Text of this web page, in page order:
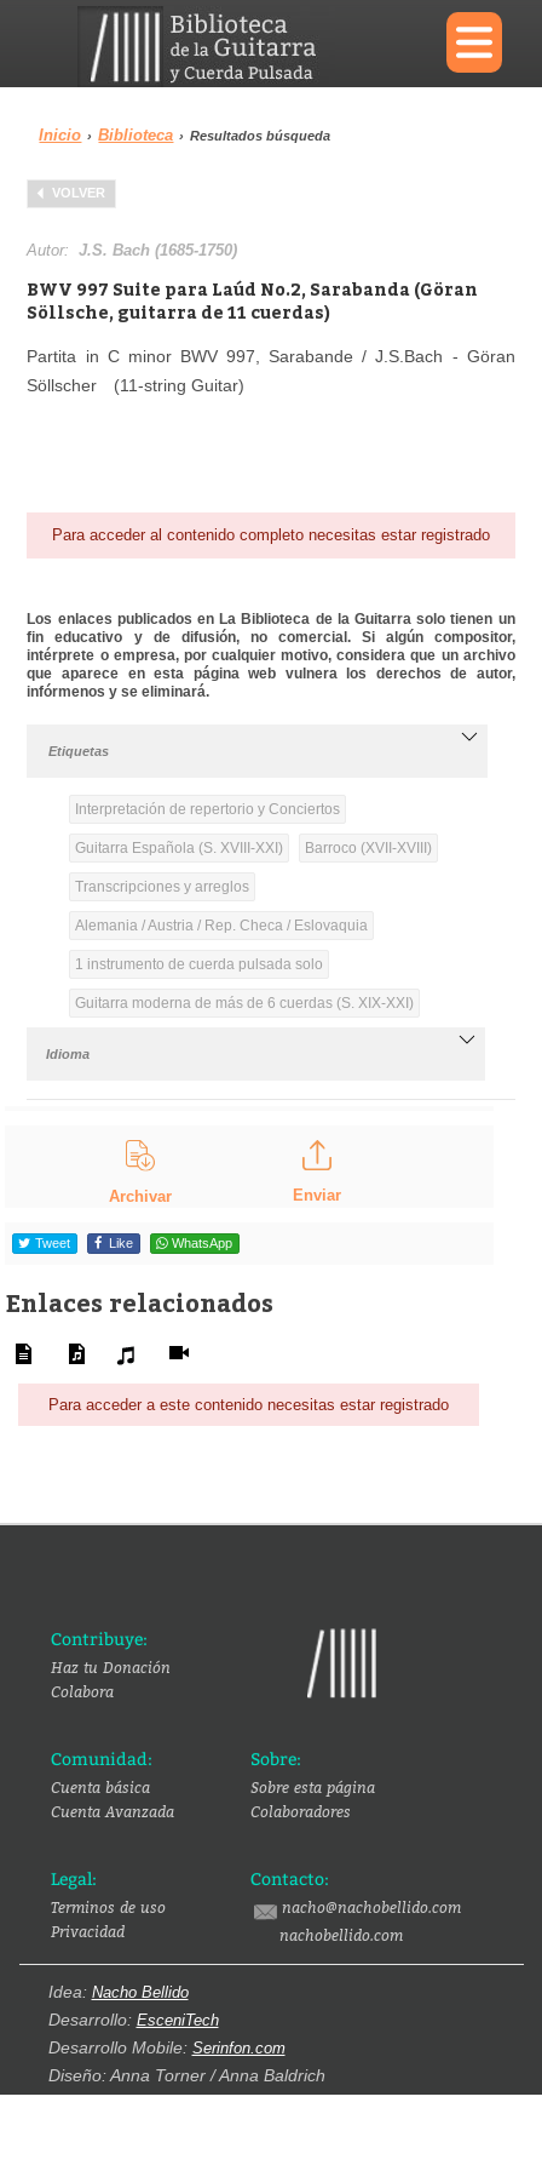
×
Menu
Biblioteca
Inicio › Biblioteca › Resultados búsqueda
VOLVER
Autor:J.S. Bach (1685-1750)
BWV 997 Suite para Laúd No.2, Sarabanda (Göran
Söllsche, guitarra de 11 cuerdas)
Partita in C minor BWV 997, Sarabande / J.S.Bach - Göran
Söllscher (11-string Guitar)
Para acceder al contenido completo necesitas estar registrado
Los enlaces publicados en La Biblioteca de la Guitarra solo tienen un
fin educativo y de difusión, no comercial. Si algún compositor,
intérprete o empresa, por cualquier motivo, considera que un archivo
que aparece en esta página web vulnera los derechos de autor,
infórmenos y se eliminará.
Etiquetas
Interpretación de repertorio y Conciertos
Guitarra Española (S. XVIII-XXI) Barroco (XVII-XVIII)
Transcripciones y arreglos
Alemania / Austria / Rep. Checa / Eslovaquia
1 instrumento de cuerda pulsada solo
Guitarra moderna de más de 6 cuerdas (S. XIX-XXI)
Idioma
Archivar Enviar
Tweet Like WhatsApp
Enlaces relacionados
Para acceder a este contenido necesitas estar registrado
Contribuye:
Haz tu Donación
Colabora
Comunidad:
Cuenta básica
Cuenta Avanzada
Sobre:
Sobre esta página
Colaboradores
Legal:
Terminos de uso
Privacidad
Contacto:
nacho@nachobellido.com
nachobellido.com
Idea: Nacho Bellido
Desarrollo: EsceniTech
Desarrollo Mobile: Serinfon.com
Diseño: Anna Torner / Anna Baldrich